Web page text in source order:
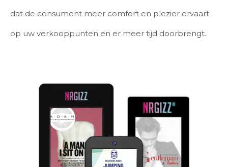
dat de consument meer comfort en plezier ervaart
op uw verkooppunten en er meer tijd doorbrengt.